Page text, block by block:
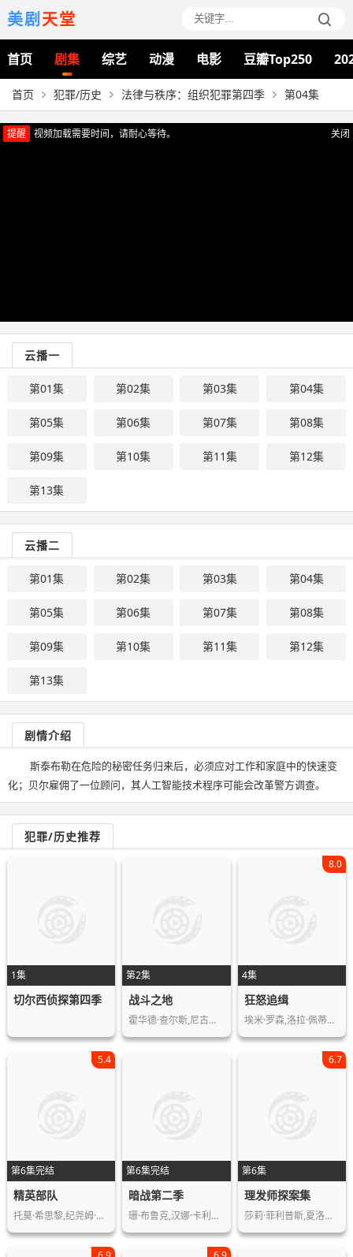
美剧天堂
首页 剧集 综艺 动漫 电影 豆瓣Top250
首页 犯罪/历史 法律与秩序：组织犯罪第四季 第04集
关闭
提醒
视频加载需要时间，请耐心等待。
云播一
第01集 第02集 第03集 第04集
第05集 第06集 第07集 第08集
第09集 第10集 第11集 第12集
第13集
云播二
第01集 第02集 第03集 第04集
第05集 第06集 第07集 第08集
第09集 第10集 第11集 第12集
第13集
剧情介绍
斯泰布勒在危险的秘密任务归来后，必须应对工作和家庭中的快速变
化；贝尔雇佣了一位顾问，其人工智能技术程序可能会改革警方调查。
犯罪/历史推荐
1集
切尔西侦探第四季
第2集
战斗之地
霍华德·查尔斯,尼古拉斯·平诺克,黛博…
4集
8.0
狂怒追缉
埃米·罗森,洛拉·佩蒂克鲁,斯科特·麦…
第6集完结
5.4
精英部队
托莫·希思黎,纪尧姆·谷伊,菲利普·舒…
第6集完结
暗战第二季
珊·布鲁克,汉娜·卡利克-布朗,西蒙·…
第6集
6.7
理发师探案集
莎莉·菲利普斯,夏洛特·乔丹,本·卡斯…